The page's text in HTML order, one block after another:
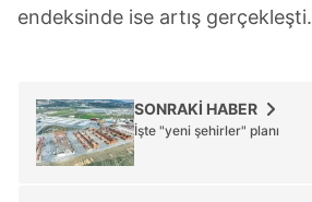
endeksinde ise artış gerçekleşti.
SONRAKİ HABER
İşte "yeni şehirler" planı